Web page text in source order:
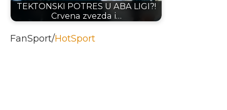
TEKTONSKI POTRES U ABA LIGI?!
Crvena zvezda i…
FanSport/HotSport